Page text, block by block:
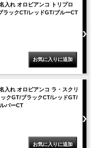
入れ オロビアンコ トリプロ
ラックCT/レッドGT/ブルーCT
入れ オロビアンコ ラ・スクリ
クGT/ブラックCT/レッドGT/
バーCT